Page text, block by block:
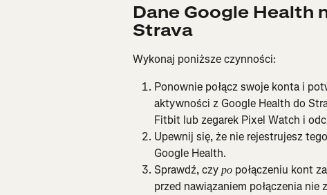
Dane Google Health
Strava
Wykonaj poniższe czynności:
Ponownie połącz swoje konta i
aktywności z Google Health do
Fitbit lub zegarek Pixel Watch i
Upewnij się, że nie rejestrujesz
Google Health.
Sprawdź, czy po połączeniu kont
przed nawiązaniem połączenia nie